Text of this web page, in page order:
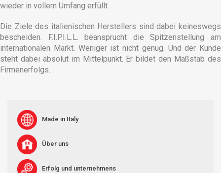
wieder in vollem Umfang erfüllt.
Die Ziele des italienischen Herstellers sind dabei keineswegs
bescheiden. F.I.P.I.L.L. beansprucht die Spitzenstellung am
internationalen Markt. Weniger ist nicht genug. Und der Kunde
steht dabei absolut im Mittelpunkt. Er bildet den Maßstab des
Firmenerfolgs.
Made in Italy
Über uns
Erfolg und unternehmens